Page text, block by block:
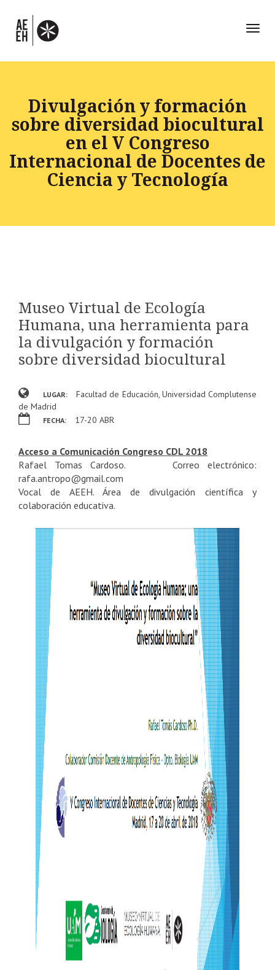
Divulgación y formación
sobre diversidad biocultural
en el V Congreso
Internacional de Docentes de
Ciencia y Tecnología
Museo Virtual de Ecología
Humana, una herramienta para
la divulgación y formación
sobre diversidad biocultural
LUGAR:
Facultad de Educación, Universidad Complutense
de Madrid
FECHA: 17-20 ABR
Acceso a Comunicación Congreso CDL 2018
Rafael Tomas Cardoso. Correo electrónico:
rafa.antropo@gmail.com
Vocal de AEEH. Área de divulgación científica y
colaboración educativa.